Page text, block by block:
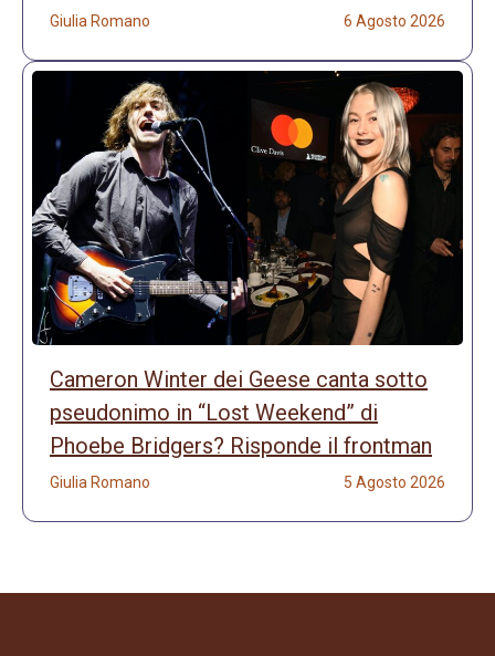
Giulia Romano 6 Agosto 2026
Cameron Winter dei Geese canta sotto
pseudonimo in “Lost Weekend” di
Phoebe Bridgers? Risponde il frontman
Giulia Romano 5 Agosto 2026